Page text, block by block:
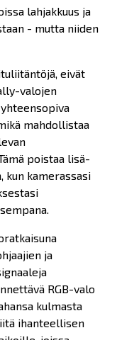
lahjakkuus ja
- mutta niiden
eivät
valojen
mahdollistaa
poistaa lisä-
kun kamerassasi
ja
RGB-valo
kulmasta
ihanteellisen